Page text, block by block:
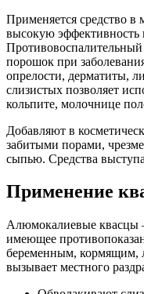
Применяется средство в
высокую эффективность
порошок при
опрелости, дерматиты,
слизистых позволяет
кольпите, молочнице
Добавляют в
забитыми порами,
сыпью. Средства
Применение
Алюмокалиевые квасцы
имеющее
беременным, кормящим,
вызывает местного